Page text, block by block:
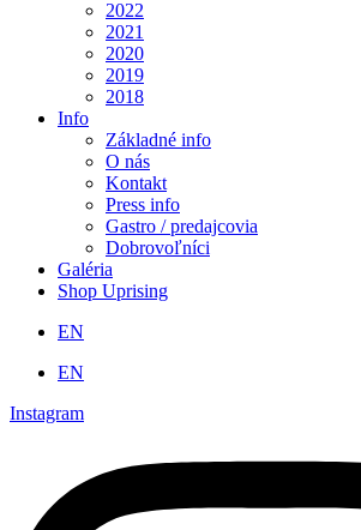
2022
2021
2020
2019
2018
Info
Základné info
O nás
Kontakt
Press info
Gastro / predajcovia
Dobrovoľníci
Galéria
Shop Uprising
EN
EN
Instagram